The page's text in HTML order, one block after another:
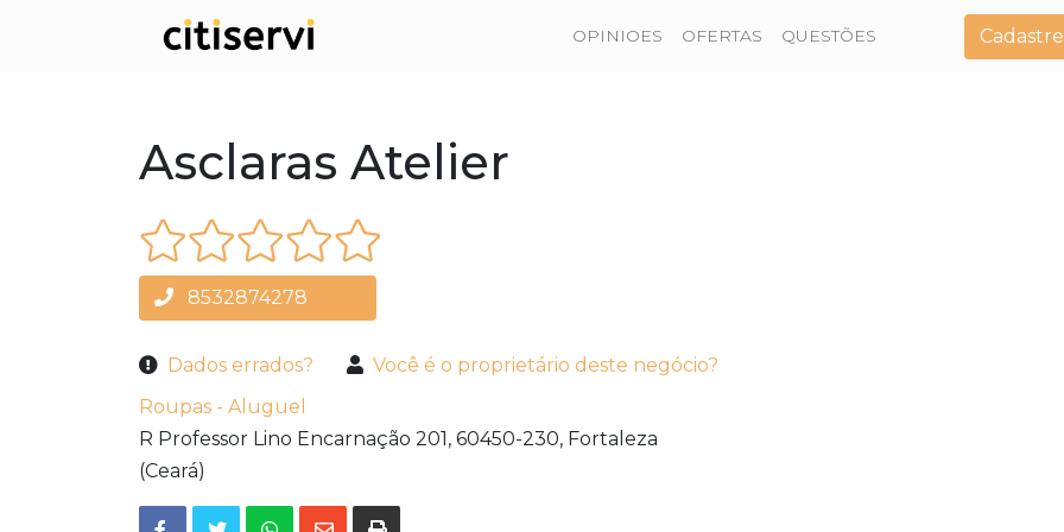
OPINIOES OFERTAS QUESTÕES
Asclaras Atelier
8532874278
Dados errados?
Você é o proprietário deste negócio?
Roupas - Aluguel
R Professor Lino Encarnação 201, 60450-230, Fortaleza
(Ceará)